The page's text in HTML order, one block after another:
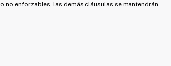
no enforzables, las demás cláusulas se mantendrán